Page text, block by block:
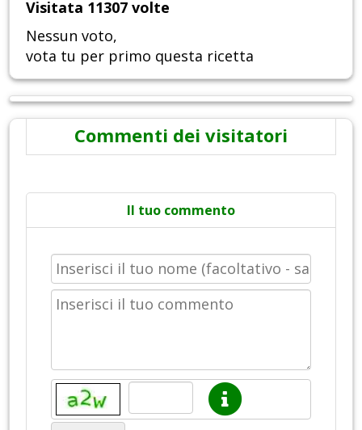
Visitata 11307 volte
Nessun voto,
vota tu per primo questa ricetta
Commenti dei visitatori
Il tuo commento